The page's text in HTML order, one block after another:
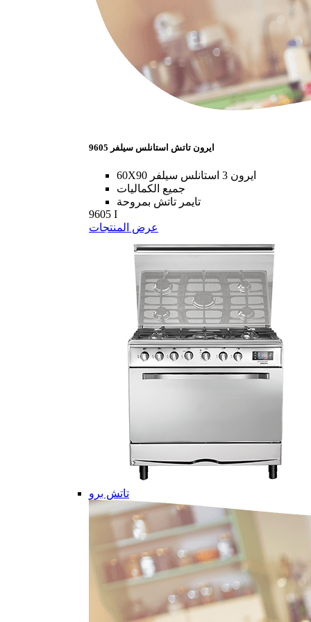
9605 ايرون تاتش استانلس سيلفر
60X90 ايرون 3 استانلس سيلفر
جميع الكماليات
تايمر تاتش بمروحة
9605 I
عرض المنتجات
تاتش برو